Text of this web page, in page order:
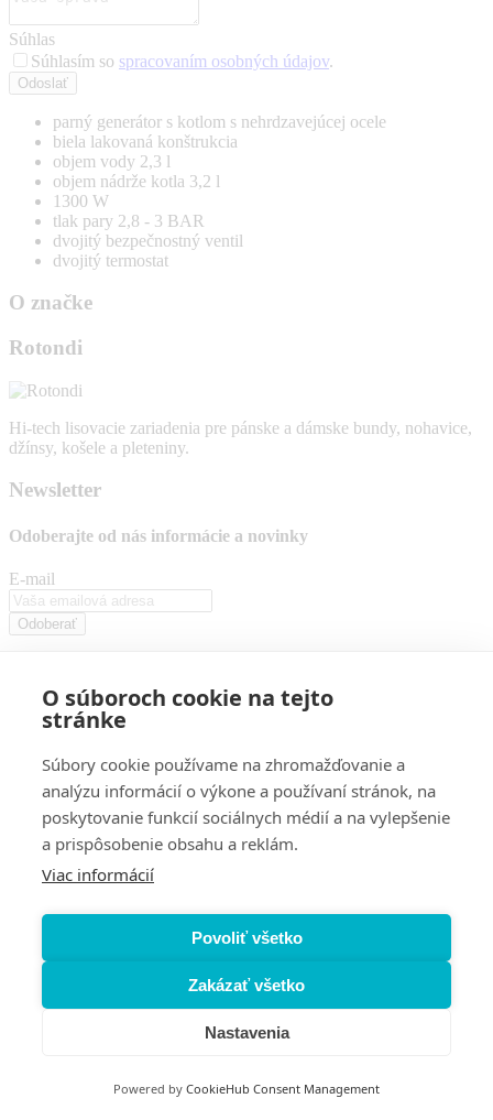
O súboroch cookie na tejto
stránke
Súbory cookie používame na zhromažďovanie a
analýzu informácií o výkone a používaní stránok, na
poskytovanie funkcií sociálnych médií a na vylepšenie
a prispôsobenie obsahu a reklám.
Viac informácií
Povoliť všetko
Zakázať všetko
Nastavenia
Powered by CookieHub Consent Management
Súhlas
Súhlasím so spracovaním osobných údajov.
Odoslať
parný generátor s kotlom s nehrdzavejúcej ocele
biela lakovaná konštrukcia
objem vody 2,3 l
objem nádrže kotla 3,2 l
1300 W
tlak pary 2,8 - 3 BAR
dvojitý bezpečnostný ventil
dvojitý termostat
O značke
Rotondi
Hi-tech lisovacie zariadenia pre pánske a dámske bundy, nohavice,
džínsy, košele a pleteniny.
Newsletter
Odoberajte od nás informácie a novinky
E-mail
Odoberať
Email
Obchodné oddelenie
+421 43 422 47 48
Ekonomické oddelenie
+421 43 426 08 04
Servis
+421 903 207 409
Úvod Eshop Služby
Brezová 13
PO - PI: 8:00 – 16:00
Používanie súborov cookie
VIZUA - creative studio